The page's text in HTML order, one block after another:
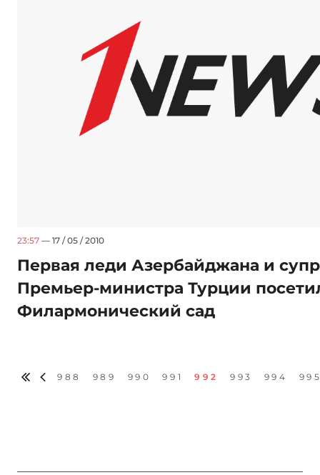
23:57 — 17 / 05 / 2010
Первая леди Азербайджана и
Премьер-министра Турции
Филармонический сад
988 989 990 991 992 993 994